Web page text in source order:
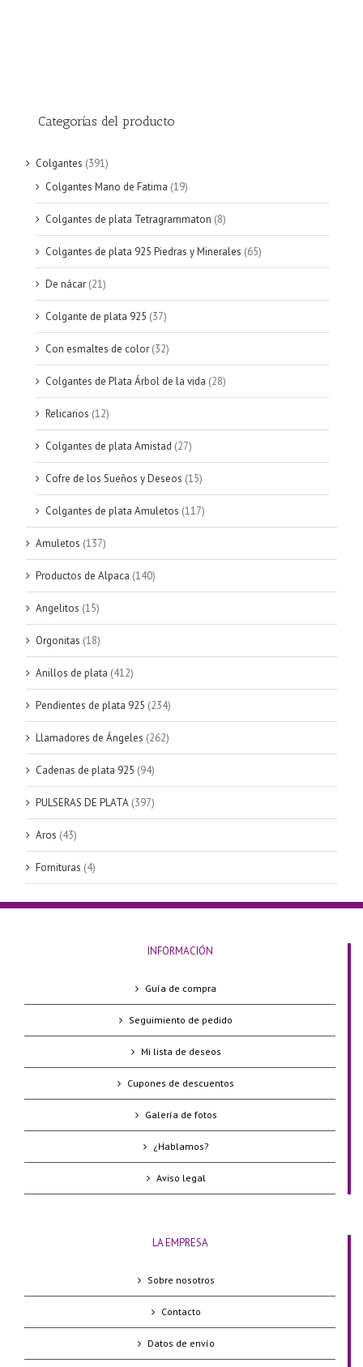
Categorías del producto
Colgantes (391)
Colgantes Mano de Fatima (19)
Colgantes de plata Tetragrammaton (8)
Colgantes de plata 925 Piedras y Minerales (65)
De nácar (21)
Colgante de plata 925 (37)
Con esmaltes de color (32)
Colgantes de Plata Árbol de la vida (28)
Relicarios (12)
Colgantes de plata Amistad (27)
Cofre de los Sueños y Deseos (15)
Colgantes de plata Amuletos (117)
Amuletos (137)
Productos de Alpaca (140)
Angelitos (15)
Orgonitas (18)
Anillos de plata (412)
Pendientes de plata 925 (234)
Llamadores de Ángeles (262)
Cadenas de plata 925 (94)
PULSERAS DE PLATA (397)
Aros (43)
Fornituras (4)
INFORMACIÓN
Guía de compra
Seguimiento de pedido
Mi lista de deseos
Cupones de descuentos
Galería de fotos
¿Hablamos?
Aviso legal
LA EMPRESA
Sobre nosotros
Contacto
Datos de envío